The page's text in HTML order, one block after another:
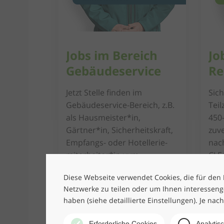
Diese Webseite verwendet Cookies, die für
Netzwerke zu teilen oder um Ihnen
haben (siehe detaillierte Einstellungen). Je
Jobs im Bereich
Gebäude­service
Jetzt Stelle finden im
Gebäudeservice-Bereich, z.B.
als Hausmeister*in,
Gärtner*in, Sicherheits­kraft,
Empfangs- oder Hotellerie­­
mitarbeiter*in uvm.
JOB FINDEN